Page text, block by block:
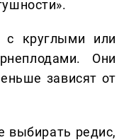
с круглыми или
Они
зависят от
выбирать редис,